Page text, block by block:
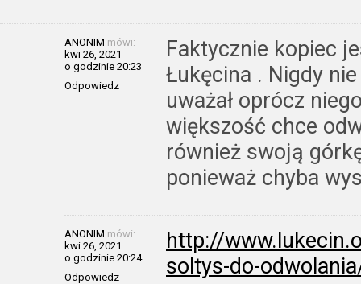
ANONIM mówi:
kwi 26, 2021
o godzinie 20:23
Odpowiedz
Faktycznie kopiec
Łukęcina . Nigdy
uważał oprócz
większość chce
również swoją
ponieważ chyba
ANONIM mówi:
kwi 26, 2021
o godzinie 20:24
Odpowiedz
http://
soltys-do-